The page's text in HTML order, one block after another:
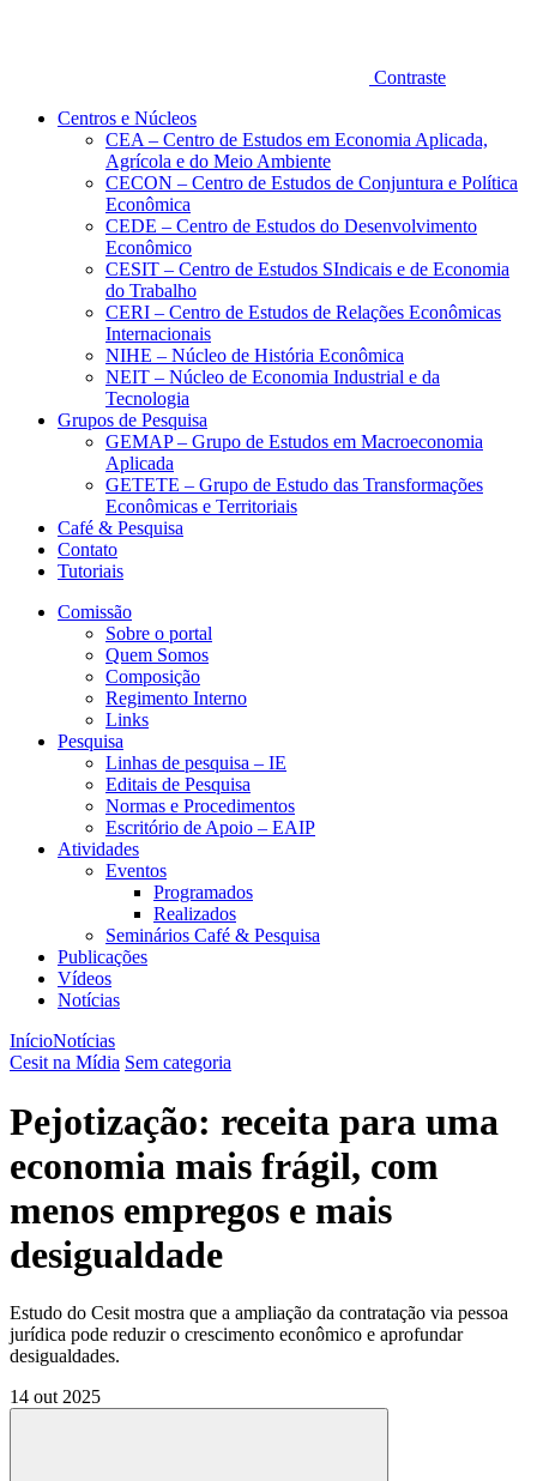
Contraste
Centros e Núcleos
CEA – Centro de Estudos em Economia Aplicada,
Agrícola e do Meio Ambiente
CECON – Centro de Estudos de Conjuntura e Política
Econômica
CEDE – Centro de Estudos do Desenvolvimento
Econômico
CESIT – Centro de Estudos SIndicais e de Economia
do Trabalho
CERI – Centro de Estudos de Relações Econômicas
Internacionais
NIHE – Núcleo de História Econômica
NEIT – Núcleo de Economia Industrial e da
Tecnologia
Grupos de Pesquisa
GEMAP – Grupo de Estudos em Macroeconomia
Aplicada
GETETE – Grupo de Estudo das Transformações
Econômicas e Territoriais
Café & Pesquisa
Contato
Tutoriais
Comissão
Sobre o portal
Quem Somos
Composição
Regimento Interno
Links
Pesquisa
Linhas de pesquisa – IE
Editais de Pesquisa
Normas e Procedimentos
Escritório de Apoio – EAIP
Atividades
Eventos
Programados
Realizados
Seminários Café & Pesquisa
Publicações
Vídeos
Notícias
InícioNotícias
Cesit na Mídia Sem categoria
Pejotização: receita para uma
economia mais frágil, com
menos empregos e mais
desigualdade
Estudo do Cesit mostra que a ampliação da contratação via pessoa
jurídica pode reduzir o crescimento econômico e aprofundar
desigualdades.
14 out 2025